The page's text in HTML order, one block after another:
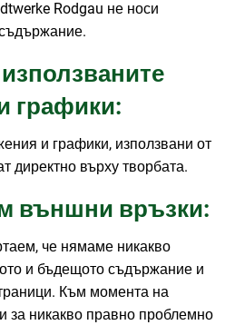
Rodgau не носи
графики:
и графики, използвани от
директно върху творбата.
външни връзки:
че нямаме никакво
и бъдещото съдържание и
Към момента на
за никакво правно проблемно